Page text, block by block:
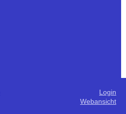
Login
Webansicht